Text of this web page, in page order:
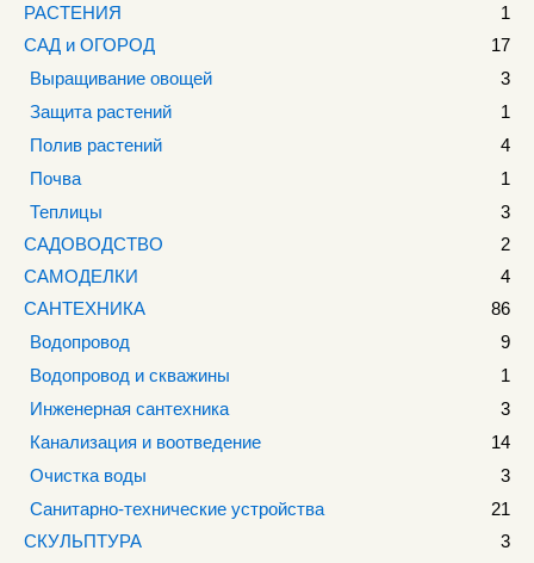
РАСТЕНИЯ
1
САД и ОГОРОД
17
Выращивание овощей
3
Защита растений
1
Полив растений
4
Почва
1
Теплицы
3
САДОВОДСТВО
2
САМОДЕЛКИ
4
САНТЕХНИКА
86
Водопровод
9
Водопровод и скважины
1
Инженерная сантехника
3
Канализация и воотведение
14
Очистка воды
3
Санитарно-технические устройства
21
СКУЛЬПТУРА
3